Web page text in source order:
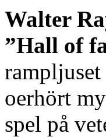
Walter
”Hall of
oerhört
spel på